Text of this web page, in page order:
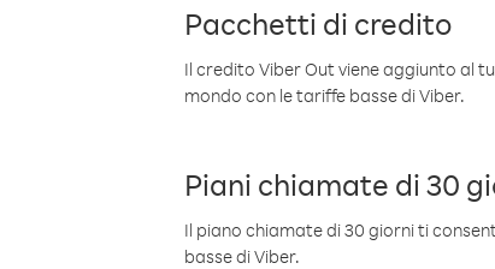
Pacchetti di credito
Il credito Viber Out viene aggiunto al
mondo con le tariffe basse di Viber.
Piani chiamate di 30
Il piano chiamate di 30 giorni ti
basse di Viber.